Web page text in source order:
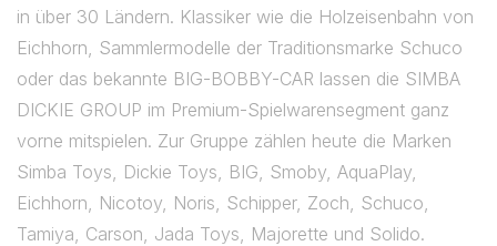
in über 30 Ländern. Klassiker wie die Holzeisenbahn von
Eichhorn, Sammlermodelle der Traditionsmarke Schuco
oder das bekannte BIG-BOBBY-CAR lassen die SIMBA
DICKIE GROUP im Premium-Spielwarensegment ganz
vorne mitspielen. Zur Gruppe zählen heute die Marken
Simba Toys, Dickie Toys, BIG, Smoby, AquaPlay,
Eichhorn, Nicotoy, Noris, Schipper, Zoch, Schuco,
Tamiya, Carson, Jada Toys, Majorette und Solido.